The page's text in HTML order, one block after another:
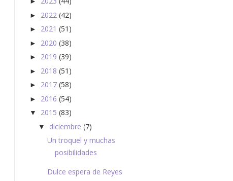
► 2022 (42)
► 2021 (51)
► 2020 (38)
► 2019 (39)
► 2018 (51)
► 2017 (58)
► 2016 (54)
▼ 2015 (83)
▼ diciembre (7)
Un troquel y muchas
posibilidades
Dulce espera de Reyes